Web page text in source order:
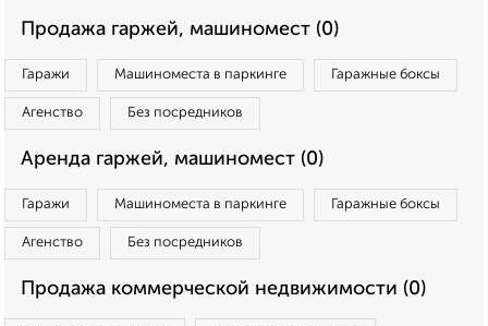
Продажа гаржей, машиномест (0)
Гаражи Машиноместа в паркинге Гаражные боксы
Агенство Без посредников
Аренда гаржей, машиномест (0)
Гаражи Машиноместа в паркинге Гаражные боксы
Агенство Без посредников
Продажа коммерческой недвижимости (0)